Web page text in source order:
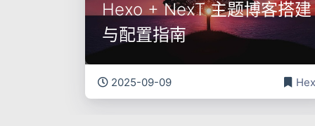
Hexo + NexT 主题博客搭建
与配置指南
2025-09-09